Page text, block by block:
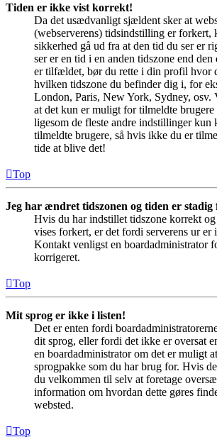
Tiden er ikke vist korrekt!
Da det usædvanligt sjældent sker at
(webserverens) tidsindstilling er forkert,
sikkerhed gå ud fra at den tid du ser er
ser er en tid i en anden tidszone end
er tilfældet, bør du rette i din profil hvor
hvilken tidszone du befinder dig i, for
London, Paris, New York, Sydney,
at det kun er muligt for tilmeldte
ligesom de fleste andre indstillinger kun
tilmeldte brugere, så hvis ikke du er
tide at blive det!
Top
Jeg har ændret tidszonen og tiden er
Hvis du har indstillet tidszone korrekt
vises forkert, er det fordi serverens ur er
Kontakt venligst en boardadministrator
korrigeret.
Top
Mit sprog er ikke i listen!
Det er enten fordi
dit sprog, eller fordi det ikke er oversat
en boardadministrator om det er muligt
sprogpakke som du har brug for. Hvis
du velkommen til selv at foretage
information om hvordan dette gøres
websted.
Top